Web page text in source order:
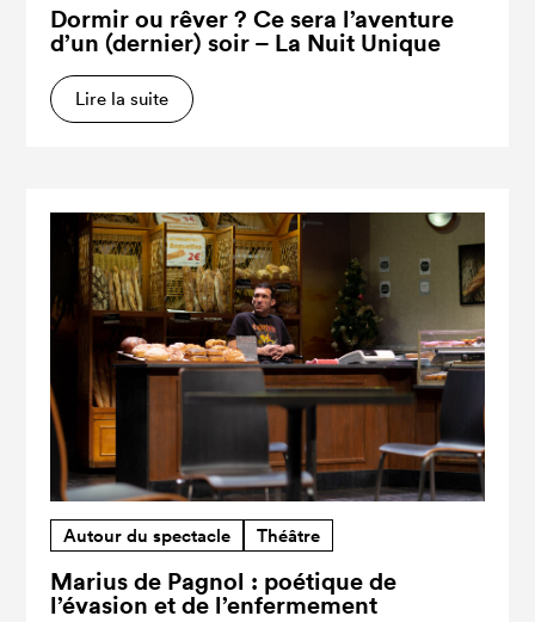
Dormir ou rêver ? Ce sera l’aventure
d’un (dernier) soir – La Nuit Unique
Lire la suite
Autour du spectacle Théâtre
Marius de Pagnol : poétique de
l’évasion et de l’enfermement